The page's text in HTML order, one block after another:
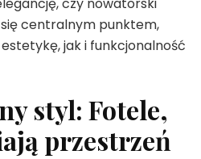
czy nowatorski
centralnym punktem,
jak i funkcjonalność
styl: Fotele,
przestrzeń